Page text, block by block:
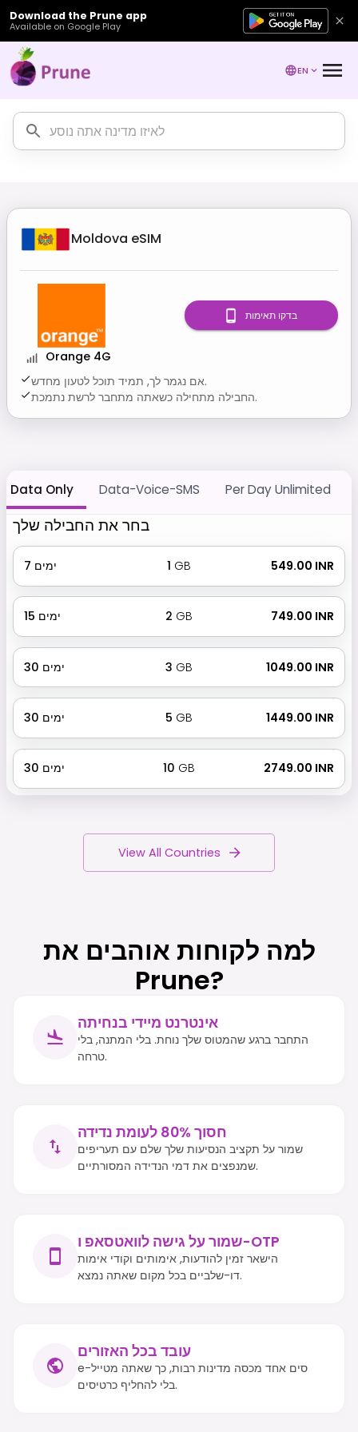
Download the Prune app
Available on Google Play
EN
Moldova eSIM
Orange 4G
אם נגמר לך, תמיד תוכל לטעון מחדש.
החבילה מתחילה כשאתה מתחבר לרשת נתמכת.
בדקו תאימות
Data Only Data-Voice-SMS Per Day Unlimited
בחר את החבילה שלך
7 ימים 1 GB ₹ 549.00 INR
15 ימים 2 GB ₹ 749.00 INR
30 ימים 3 GB ₹ 1049.00 INR
30 ימים 5 GB ₹ 1449.00 INR
30 ימים 10 GB ₹ 2749.00 INR
View All Countries
למה לקוחות אוהבים את
Prune?
אינטרנט מיידי בנחיתה
התחבר ברגע שהמטוס שלך נוחת. בלי המתנה, בלי
טרחה.
חסוך 80% לעומת נדידה
שמור על תקציב הנסיעות שלך שלם עם תעריפים
שמנפצים את דמי הנדידה המסורתיים.
שמור על גישה לוואטסאפ ו-OTP
הישאר זמין להודעות, אימותים וקודי אימות
דו-שלביים בכל מקום שאתה נמצא.
עובד בכל האזורים
e-סים אחד מכסה מדינות רבות, כך שאתה מטייל
בלי להחליף כרטיסים.